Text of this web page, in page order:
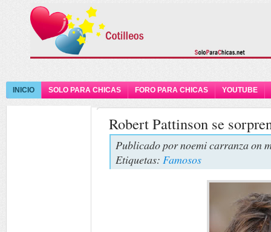
INICIO SOLO PARA CHICAS FORO PARA CHICAS YOUTUBE
Robert Pattinson se
Publicado pornoemi carranzaon
Etiquetas: Famosos